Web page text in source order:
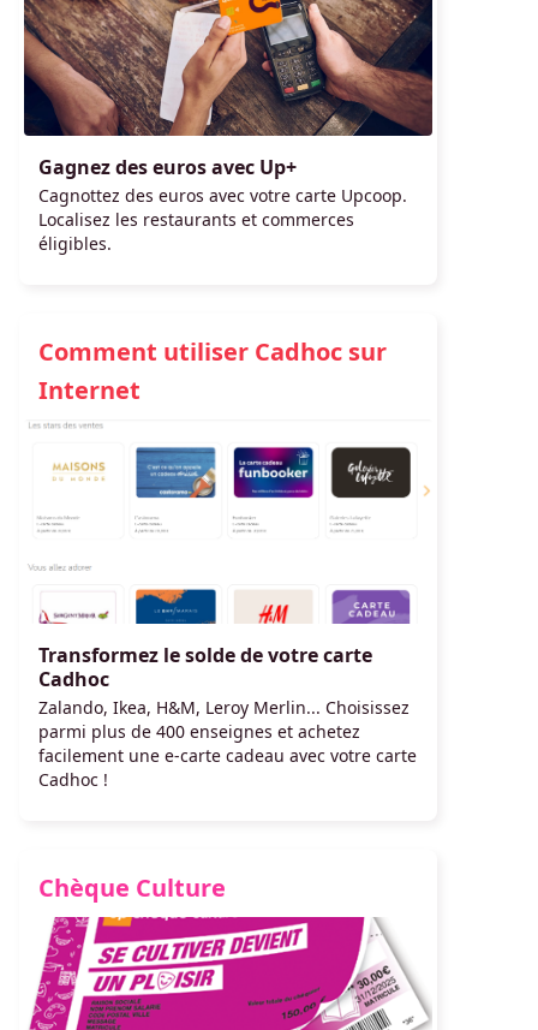
Gagnez des euros avec Up+
Cagnottez des euros avec votre carte Upcoop.
Localisez les restaurants et commerces
éligibles.
Comment utiliser Cadhoc sur
Internet
Transformez le solde de votre carte
Cadhoc
Zalando, Ikea, H&M, Leroy Merlin... Choisissez
parmi plus de 400 enseignes et achetez
facilement une e-carte cadeau avec votre carte
Cadhoc !
Chèque Culture